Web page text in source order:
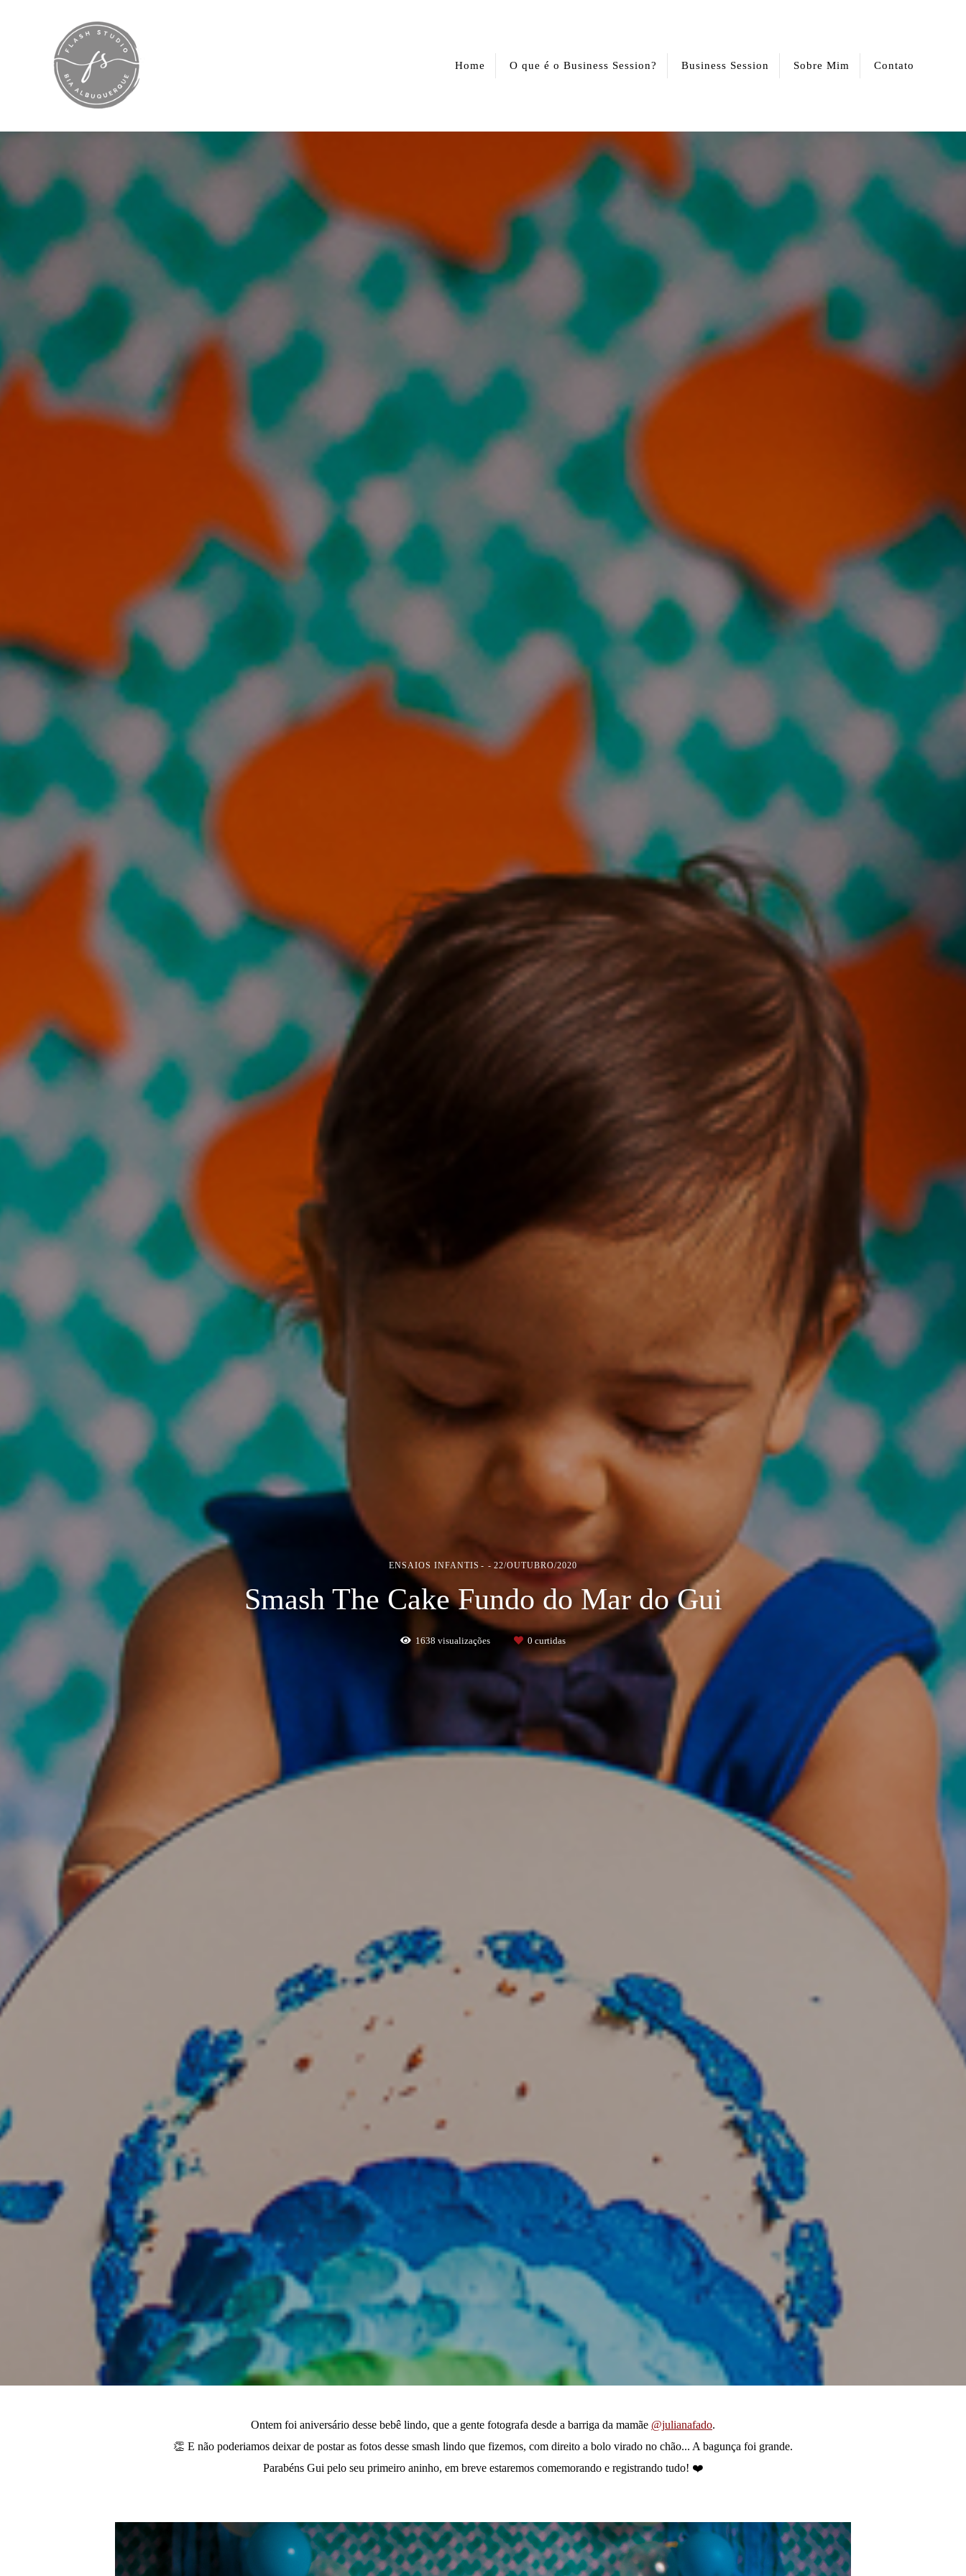
Home O que é o Business Session? Business Session Sobre Mim Contato
ENSAIOS INFANTIS 22/OUTUBRO/2020
Smash The Cake Fundo do Mar do Gui
1638 visualizações 0 curtidas
Ontem foi aniversário desse bebê lindo, que a gente fotografa desde a barriga da mamãe @julianafado.⁣
⁣👏 E não poderiamos deixar de postar as fotos desse smash lindo que fizemos, com direito a bolo virado no chão... A bagunça foi grande.⁣
Parabéns Gui pelo seu primeiro aninho, em breve estaremos comemorando e registrando tudo! ❤️